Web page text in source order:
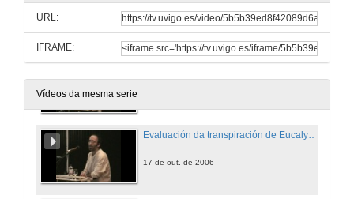
URL:
IFRAME:
Vídeos da mesma serie
17 de out. de 2006
Xestión forestal sostible: conservación da biodiversidade
17 de out. de 2006